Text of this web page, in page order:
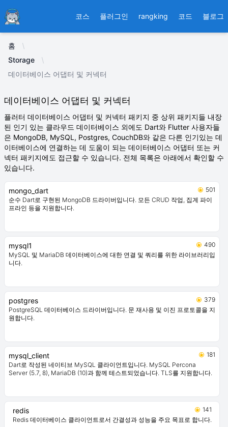
Ducafecat 코스 플러그인 rangking 코드 블로그
홈
Storage
데이터베이스 어댑터 및 커넥터
데이터베이스 어댑터 및 커넥터
플러터 데이터베이스 어댑터 및 커넥터 패키지 중 상위 패키지들 내장
된 인기 있는 클라우드 데이터베이스 외에도 Dart와 Flutter 사용자들
은 MongoDB, MySQL, Postgres, CouchDB와 같은 다른 인기있는 데
이터베이스에 연결하는 데 도움이 되는 데이터베이스 어댑터 또는 커
넥터 패키지에도 접근할 수 있습니다. 전체 목록은 아래에서 확인할 수
있습니다.
mongo_dart
501
순수 Dart로 구현된 MongoDB 드라이버입니다. 모든 CRUD 작업, 집계 파이
프라인 등을 지원합니다.
mysql1
490
MySQL 및 MariaDB 데이터베이스에 대한 연결 및 쿼리를 위한 라이브러리입
니다.
postgres
379
PostgreSQL 데이터베이스 드라이버입니다. 문 재사용 및 이진 프로토콜을 지
원합니다.
mysql_client
181
Dart로 작성된 네이티브 MySQL 클라이언트입니다. MySQL Percona
Server (5.7, 8), MariaDB (10)과 함께 테스트되었습니다. TLS를 지원합니다.
redis
141
Redis 데이터베이스 클라이언트로서 간결성과 성능을 주요 목표로 합니다.